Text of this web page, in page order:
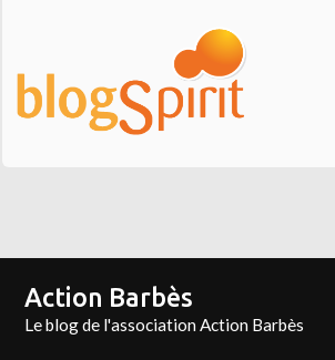
Action Barbès
Le blog de l'association Action Barbès